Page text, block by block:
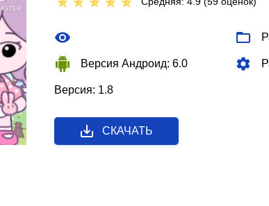
Версия Андроид: 6.0
Версия: 1.8
СКАЧАТЬ